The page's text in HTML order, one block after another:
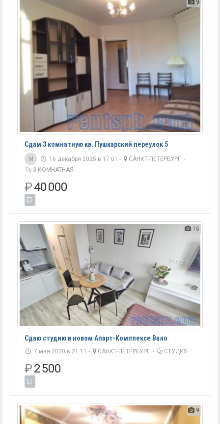
9
Сдам 3 комнатную кв. Пушкарский переулок 5
M 16 декабря 2025 в 17:01 - САНКТ-ПЕТЕРБУРГ -
3-КОМНАТНАЯ
₽40 000
16
Сдаю студию в новом Апарт-Комплексе Вало
7 мая 2020 в 21:11 - САНКТ-ПЕТЕРБУРГ - СТУДИЯ
₽2 500
9